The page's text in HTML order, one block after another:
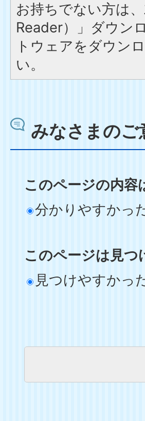
お持ちでない方は
Reader）」ダウン
トウェアをダウン
い。
みなさまの
このページの内
分かりやすかっ
このページは見
見つけやすかっ